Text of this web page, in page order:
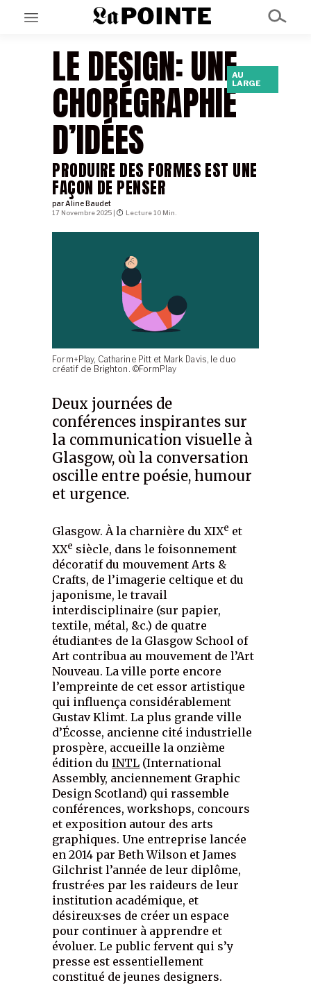
EN CE MOMENT
GRAND ANGLE
AU LARGE
ÉMOIS
EN CHANTIER
À PROPOS
NOS PARTENAIRES
SOUTENEZ NOUS
Form+Play, Catharine Pitt et Mark Davis, le duo
créatif de Brighton. ©FormPlay
LE DESIGN: UNE
CHORÉGRAPHIE
D’IDÉES
PRODUIRE DES FORMES EST UNE
FAÇON DE PENSER
AU
LARGE
parAline Baudet
Deux journées de
conférences inspirantes sur
la communication visuelle à
Glasgow, où la conversation
oscille entre poésie, humour
et urgence.
17 Novembre 2025 | Lecture 10 Min.
Glasgow. À la charnière du XIXe et
XXe siècle, dans le foisonnement
décoratif du mouvement Arts &
Crafts, de l’imagerie celtique et du
japonisme, le travail
interdisciplinaire (sur papier,
textile, métal, &c.) de quatre
étudiant·es de la Glasgow School of
Art contribua au mouvement de l’Art
Nouveau. La ville porte encore
l’empreinte de cet essor artistique
qui influença considérablement
Gustav Klimt. La plus grande ville
d’Écosse, ancienne cité industrielle
prospère, accueille la onzième
édition duINTL (International
Assembly, anciennement Graphic
Design Scotland) qui rassemble
conférences, workshops, concours
et exposition autour des arts
graphiques. Une entreprise lancée
en 2014 par Beth Wilson et James
Gilchrist l’année de leur diplôme,
frustré·es par les raideurs de leur
institution académique, et
désireux·ses de créer un espace
pour continuer à apprendre et
évoluer. Le public fervent qui s’y
presse est essentiellement
constitué de jeunes designers.